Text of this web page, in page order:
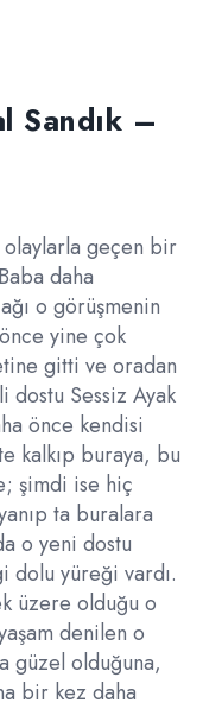
Sandık –
geçen bir
daha
o görüşmenin
yine çok
gitti ve oradan
Sessiz Ayak
önce kendisi
kalkıp buraya, bu
şimdi ise hiç
ta buralara
o yeni dostu
dolu yüreği vardı.
üzere olduğu o
denilen o
güzel olduğuna,
bir kez daha